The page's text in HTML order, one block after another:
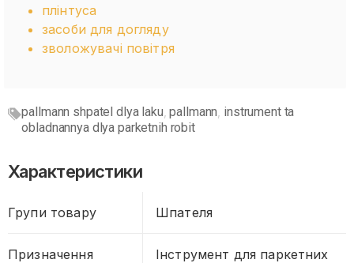
плінтуса
засоби для догляду
зволожувачі повітря
pallmann shpatel dlya laku ,pallmann instrument ta
obladnannya dlya parketnih robit
Характеристики
Групи товару Шпателя
Призначення
Інструмент для паркетних